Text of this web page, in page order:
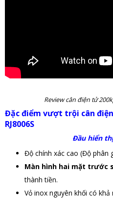
Review cân điện tử
Đặc điểm vượt trội cân
RJ8006S
Đầu hiển
Độ chính xác cao (Độ phân
Màn hình hai mặt trước
thành tiền.
Vỏ inox nguyên khối có